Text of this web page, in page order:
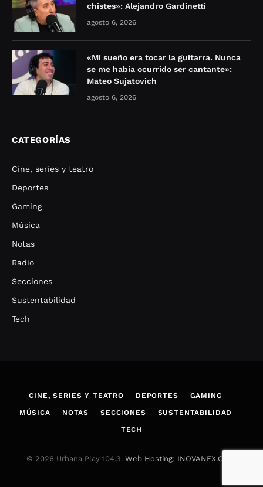
chistes»: Alejandro Gardinetti
agosto 6, 2026
«Mi sueño era tocar la guitarra. Nunca
se me había ocurrido ser cantante»:
Mateo Sujatovich
agosto 6, 2026
CATEGORÍAS
Cine, series y teatro
Deportes
Gaming
Música
Notas
Radio
Secciones
Sustentabilidad
Tech
CINE, SERIES Y TEATRO DEPORTES GAMING
MÚSICA NOTAS SECCIONES SUSTENTABILIDAD
TECH
© 2026 Urbana Play 104.3. Web Hosting: INOVANEX.COM